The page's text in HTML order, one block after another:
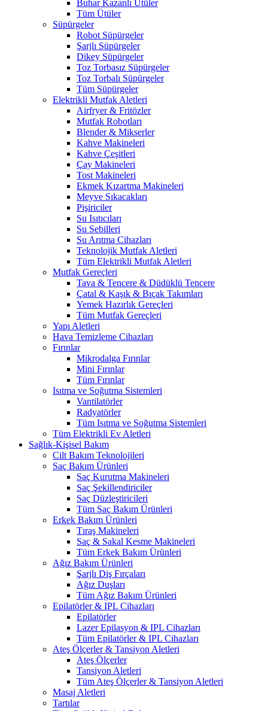
Buhar Kazanlı Ütüler
Tüm Ütüler
Süpürgeler
Robot Süpürgeler
Şarjlı Süpürgeler
Dikey Süpürgeler
Toz Torbasız Süpürgeler
Toz Torbalı Süpürgeler
Tüm Süpürgeler
Elektrikli Mutfak Aletleri
Airfryer & Fritözler
Mutfak Robotları
Blender & Mikserler
Kahve Makineleri
Kahve Çeşitleri
Çay Makineleri
Tost Makineleri
Ekmek Kızartma Makineleri
Meyve Sıkacakları
Pişiriciler
Su Isıtıcıları
Su Sebilleri
Su Arıtma Cihazları
Teknolojik Mutfak Aletleri
Tüm Elektrikli Mutfak Aletleri
Mutfak Gereçleri
Tava & Tencere & Düdüklü Tencere
Çatal & Kaşık & Bıçak Takımları
Yemek Hazırlık Gereçleri
Tüm Mutfak Gereçleri
Yapı Aletleri
Hava Temizleme Cihazları
Fırınlar
Mikrodalga Fırınlar
Mini Fırınlar
Tüm Fırınlar
Isıtma ve Soğutma Sistemleri
Vantilatörler
Radyatörler
Tüm Isıtma ve Soğutma Sistemleri
Tüm Elektrikli Ev Aletleri
Sağlık-Kişisel Bakım
Cilt Bakım Teknolojileri
Saç Bakım Ürünleri
Saç Kurutma Makineleri
Saç Şekillendiriciler
Saç Düzleştiricileri
Tüm Saç Bakım Ürünleri
Erkek Bakım Ürünleri
Tıraş Makineleri
Saç & Sakal Kesme Makineleri
Tüm Erkek Bakım Ürünleri
Ağız Bakım Ürünleri
Şarjlı Diş Fırçaları
Ağız Duşları
Tüm Ağız Bakım Ürünleri
Epilatörler & IPL Cihazları
Epilatörler
Lazer Epilasyon & IPL Cihazları
Tüm Epilatörler & IPL Cihazları
Ateş Ölçerler & Tansiyon Aletleri
Ateş Ölçerler
Tansiyon Aletleri
Tüm Ateş Ölçerler & Tansiyon Aletleri
Masaj Aletleri
Tartılar